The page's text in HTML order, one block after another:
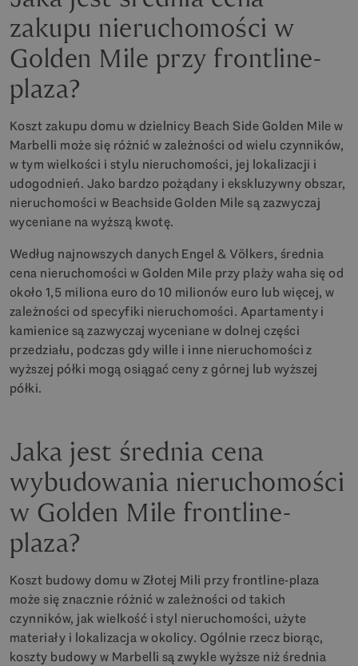
zakupu nieruchomości w
Golden Mile przy frontline-
plaza?
Koszt zakupu domu w dzielnicy Beach Side Golden Mile w
Marbelli może się różnić w zależności od wielu czynników,
w tym wielkości i stylu nieruchomości, jej lokalizacji i
udogodnień. Jako bardzo pożądany i ekskluzywny obszar,
nieruchomości w Beachside Golden Mile są zazwyczaj
wyceniane na wyższą kwotę.
Według najnowszych danych Engel & Völkers, średnia
cena nieruchomości w Golden Mile przy plaży waha się od
około 1,5 miliona euro do 10 milionów euro lub więcej, w
zależności od specyfiki nieruchomości. Apartamenty i
kamienice są zazwyczaj wyceniane w dolnej części
przedziału, podczas gdy wille i inne nieruchomości z
wyższej półki mogą osiągać ceny z górnej lub wyższej
półki.
Jaka jest średnia cena
wybudowania nieruchomości
w Golden Mile frontline-
plaza?
Koszt budowy domu w Złotej Mili przy frontline-plaza
może się znacznie różnić w zależności od takich
czynników, jak wielkość i styl nieruchomości, użyte
materiały i lokalizacja w okolicy. Ogólnie rzecz biorąc,
koszty budowy w Marbelli są zwykle wyższe niż średnia